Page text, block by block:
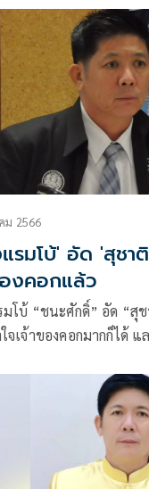
ใจแทนคนลาดพร้าวไม่ไ
ม 2566
รมโบ้' อัด 'สุชาติ
องคอกแล้ว
โบ้ “ชนะศักดิ์” อัด “สุ
จเจ้าของคอกมากก็ได้